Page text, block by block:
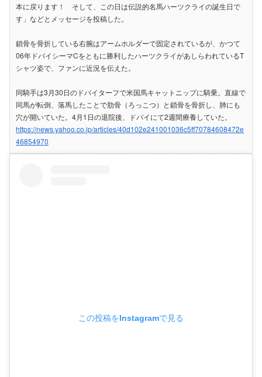
本に戻ります！ そして、この日は伝説的名馬ハーツクライの誕生日で
す」などとメッセージを投稿した。
鎖骨を骨折している右腕はアームホルダーで固定されているが、かつて
06年ドバイシーマCをともに勝利したハーツクライがあしらわれているT
シャツ姿で、ファンに近況を伝えた。
同騎手は3月30日のドバイターフで米国馬キャットニップに騎乗。直線で
同馬が転倒、落馬したことで肋骨（ろっこつ）と鎖骨を骨折し、肺にも
穴が開いていた。4月1日の退院後、ドバイにて2週間療養していた。
https://news.yahoo.co.jp/articles/40d102e241001036c5ff70784608472e
46854970
この投稿をInstagramで見る